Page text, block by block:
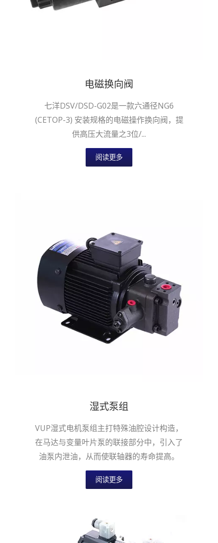
电磁换向阀
七洋DSV/DSD-G02是一款六通径NG6
(CETOP-3) 安装规格的电磁操作换向阀，提
供高压大流量之3位/...
阅读更多
湿式泵组
VUP湿式电机泵组主打特殊油腔设计构造，
在马达与变量叶片泵的联接部分中，引入了
油泵内泄油，从而使联轴器的寿命提高。
阅读更多